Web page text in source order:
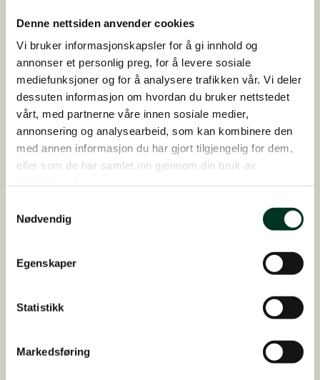
Denne nettsiden anvender cookies
Vi bruker informasjonskapsler for å gi innhold og
annonser et personlig preg, for å levere sosiale
mediefunksjoner og for å analysere trafikken vår. Vi deler
dessuten informasjon om hvordan du bruker nettstedet
vårt, med partnerne våre innen sosiale medier,
annonsering og analysearbeid, som kan kombinere den
med annen informasjon du har gjort tilgjengelig for dem,
eller som de har samlet inn gjennom din bruk av
Nødvendig
Egenskaper
Statistikk
Markedsføring
antall
GastroIntestinal, 3 kg
1.925,00